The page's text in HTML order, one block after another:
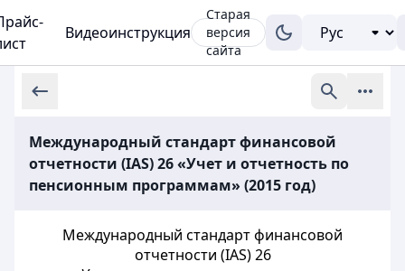
Видеоинструкция
Старая
версия
сайта
Международный стандарт финансовой
отчетности (IAS) 26 «Учет и отчетность по
пенсионным программам» (2015 год)
Международный стандарт финансовой
отчетности (IAS) 26